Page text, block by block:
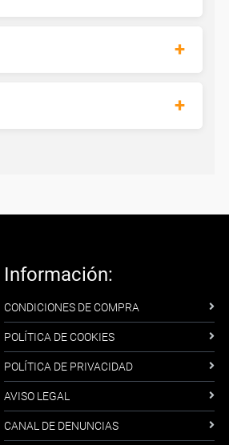
Información:
CONDICIONES DE COMPRA
POLÍTICA DE COOKIES
POLÍTICA DE PRIVACIDAD
AVISO LEGAL
CANAL DE DENUNCIAS